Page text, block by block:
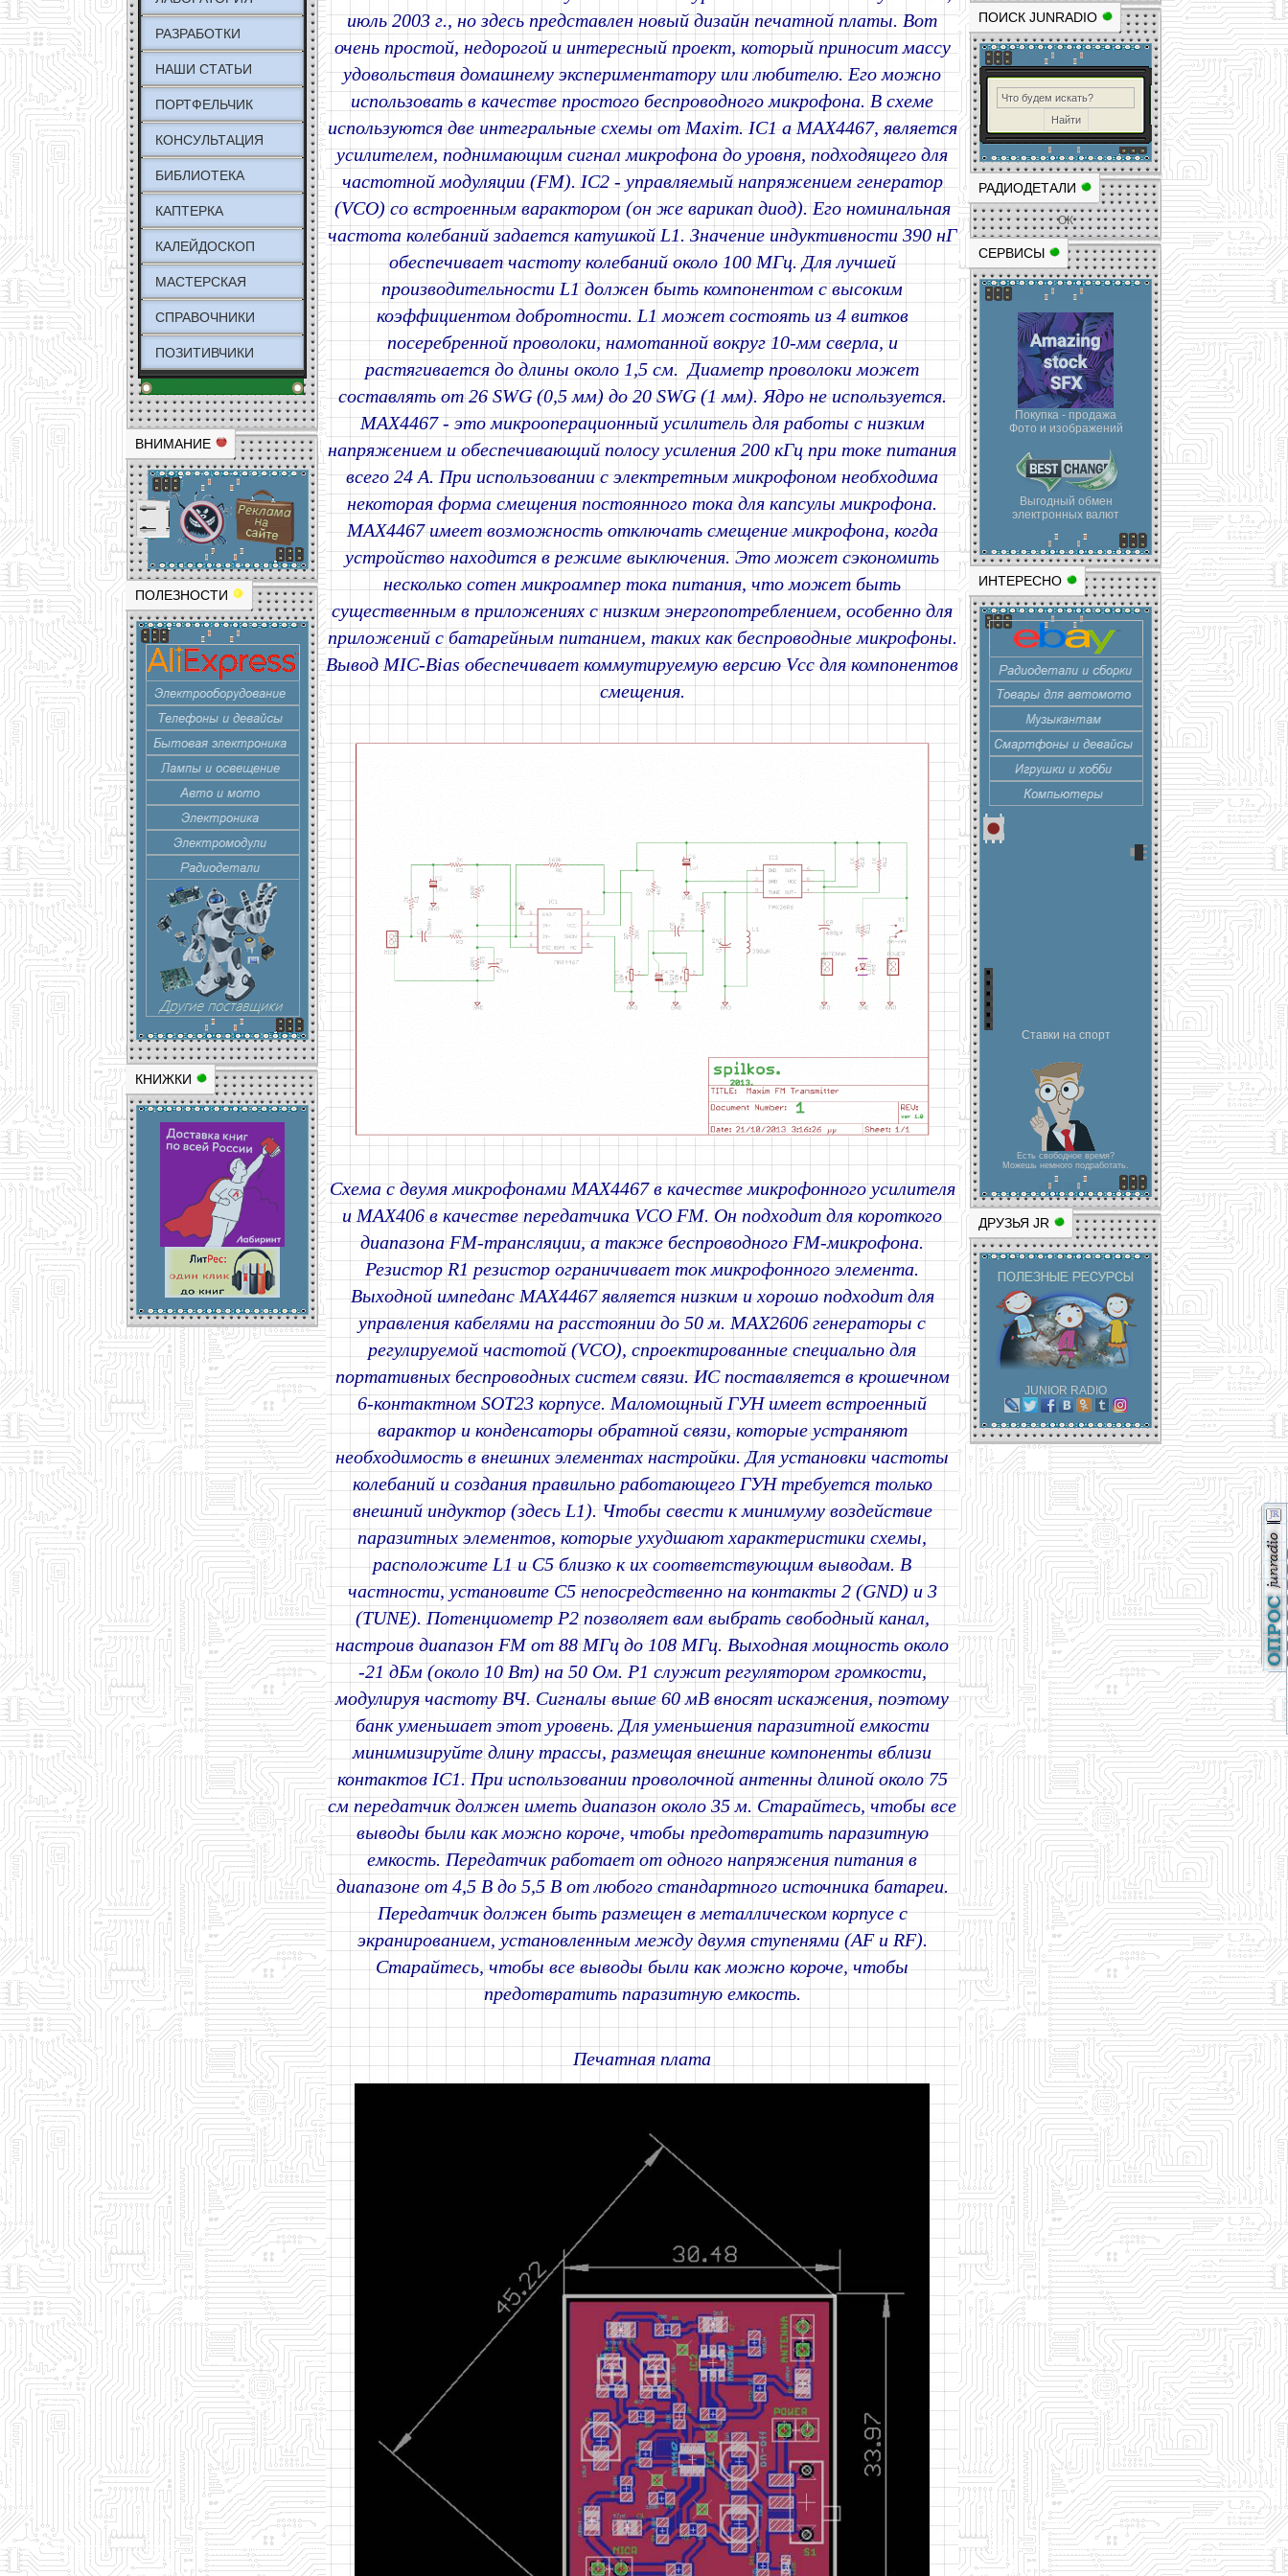
РАЗРАБОТКИ
НАШИ СТАТЬИ
ПОРТФЕЛЬЧИК
КОНСУЛЬТАЦИЯ
БИБЛИОТЕКА
КАПТЕРКА
КАЛЕЙДОСКОП
МАСТЕРСКАЯ
СПРАВОЧНИКИ
ПОЗИТИВЧИКИ
ВНИМАНИЕ
ПОЛЕЗНОСТИ
КНИЖКИ
ПОИСК JUNRADIO
РАДИОДЕТАЛИ
ОК
СЕРВИСЫ
Покупка - продажа
Фото и изображений
Выгодный обмен
электронных валют
ИНТЕРЕСНО
Ставки на спорт
Есть свободное время?
Можешь немного подработать.
ДРУЗЬЯ JR
JUNIOR RADIO
июль 2003 г., но здесь представлен новый дизайн печатной платы. Вот
очень простой, недорогой и интересный проект, который приносит массу
удовольствия домашнему экспериментатору или любителю. Его можно
использовать в качестве простого беспроводного микрофона. В схеме
используются две интегральные схемы от Maxim. IC1 a MAX4467, является
усилителем, поднимающим сигнал микрофона до уровня, подходящего для
частотной модуляции (FM). IC2 - управляемый напряжением генератор
(VCO) со встроенным варактором (он же варикап диод). Его номинальная
частота колебаний задается катушкой L1. Значение индуктивности 390 нГ
обеспечивает частоту колебаний около 100 МГц. Для лучшей
производительности L1 должен быть компонентом с высоким
коэффициентом добротности. L1 может состоять из 4 витков
посеребренной проволоки, намотанной вокруг 10-мм сверла, и
растягивается до длины около 1,5 см. Диаметр проволоки может
составлять от 26 SWG (0,5 мм) до 20 SWG (1 мм). Ядро не используется.
MAX4467 - это микрооперационный усилитель для работы с низким
напряжением и обеспечивающий полосу усиления 200 кГц при токе питания
всего 24 А. При использовании с электретным микрофоном необходима
некоторая форма смещения постоянного тока для капсулы микрофона.
MAX4467 имеет возможность отключать смещение микрофона, когда
устройство находится в режиме выключения. Это может сэкономить
несколько сотен микроампер тока питания, что может быть
существенным в приложениях с низким энергопотреблением, особенно для
приложений с батарейным питанием, таких как беспроводные микрофоны.
Вывод MIC-Bias обеспечивает коммутируемую версию Vcc для компонентов
смещения.
Схема с двумя микрофонами MAX4467 в качестве микрофонного усилителя
и MAX406 в качестве передатчика VCO FM. Он подходит для короткого
диапазона FM-трансляции, а также беспроводного FM-микрофона.
Резистор R1 резистор ограничивает ток микрофонного элемента.
Выходной импеданс MAX4467 является низким и хорошо подходит для
управления кабелями на расстоянии до 50 м. MAX2606 генераторы с
регулируемой частотой (VCO), спроектированные специально для
портативных беспроводных систем связи. ИС поставляется в крошечном
6-контактном SOT23 корпусе. Маломощный ГУН имеет встроенный
варактор и конденсаторы обратной связи, которые устраняют
необходимость в внешних элементах настройки. Для установки частоты
колебаний и создания правильно работающего ГУН требуется только
внешний индуктор (здесь L1). Чтобы свести к минимуму воздействие
паразитных элементов, которые ухудшают характеристики схемы,
расположите L1 и C5 близко к их соответствующим выводам. В
частности, установите C5 непосредственно на контакты 2 (GND) и 3
(TUNE). Потенциометр P2 позволяет вам выбрать свободный канал,
настроив диапазон FM от 88 МГц до 108 МГц. Выходная мощность около
-21 дБм (около 10 Вт) на 50 Ом. P1 служит регулятором громкости,
модулируя частоту ВЧ. Сигналы выше 60 мВ вносят искажения, поэтому
банк уменьшает этот уровень. Для уменьшения паразитной емкости
минимизируйте длину трассы, размещая внешние компоненты вблизи
контактов IC1. При использовании проволочной антенны длиной около 75
см передатчик должен иметь диапазон около 35 м. Старайтесь, чтобы все
выводы были как можно короче, чтобы предотвратить паразитную
емкость. Передатчик работает от одного напряжения питания в
диапазоне от 4,5 В до 5,5 В от любого стандартного источника батареи.
Передатчик должен быть размещен в металлическом корпусе с
экранированием, установленным между двумя ступенями (AF и RF).
Старайтесь, чтобы все выводы были как можно короче, чтобы
предотвратить паразитную емкость.
Печатная плата